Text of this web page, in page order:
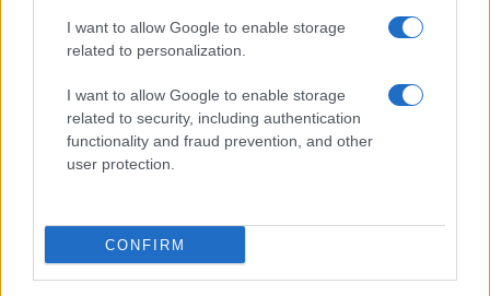
I want to allow Google to enable storage
related to personalization.
I want to allow Google to enable storage
related to security, including authentication
functionality and fraud prevention, and other
user protection.
CONFIRM